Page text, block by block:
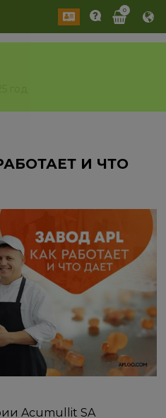
0
И ЧТО
Acumullit SA